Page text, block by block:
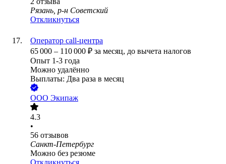
Рязань, р-н Советский
Откликнуться
Оператор call-центра
65 000 – 110 000 ₽ за месяц, до вычета налогов
Опыт 1-3 года
Можно удалённо
Выплаты: Два раза в месяц
ООО Экипаж
4.3
•
56 отзывов
Санкт-Петербург
Можно без резюме